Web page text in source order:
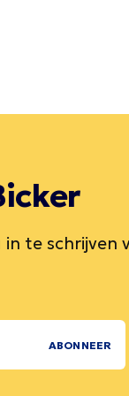
in te schrijven
ABONNEER